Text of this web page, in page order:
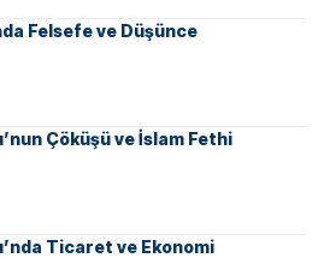
Felsefe ve Düşünce
Çöküşü ve İslam Fethi
Ticaret ve Ekonomi